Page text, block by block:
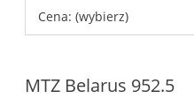
Cena: (wybierz)
MTZ Belarus 952.5